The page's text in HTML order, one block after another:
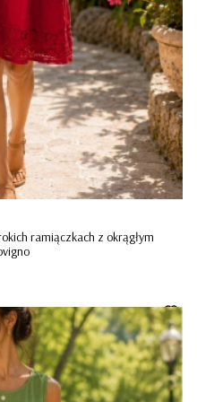
ramiączkach z okrągłym